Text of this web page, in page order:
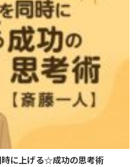
に上げる☆成功の思考術